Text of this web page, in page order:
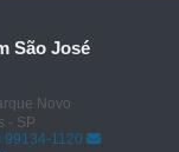
São José
Novo
- SP
99134-1120